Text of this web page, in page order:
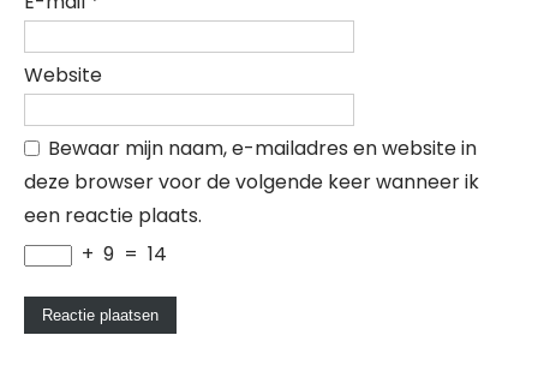
Website
Bewaar mijn naam, e-mailadres en website in
deze browser voor de volgende keer wanneer ik
een reactie plaats.
+ 9 = 14